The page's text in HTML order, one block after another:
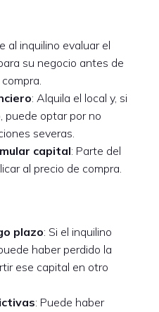
al inquilino evaluar el
su negocio antes de
: Alquila el local y, si
puede optar por no
severas.
capital: Parte del
al precio de compra.
plazo: Si el inquilino
haber perdido la
ese capital en otro
: Puede haber